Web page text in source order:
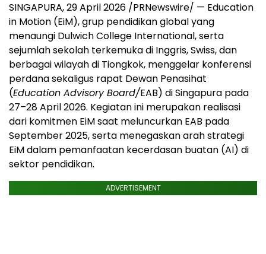
SINGAPURA, 29 April 2026 /PRNewswire/ — Education
in Motion (EiM), grup pendidikan global yang
menaungi Dulwich College International, serta
sejumlah sekolah terkemuka di Inggris, Swiss, dan
berbagai wilayah di Tiongkok, menggelar konferensi
perdana sekaligus rapat Dewan Penasihat
(Education Advisory Board/EAB) di Singapura pada
27–28 April 2026. Kegiatan ini merupakan realisasi
dari komitmen EiM saat meluncurkan EAB pada
September 2025, serta menegaskan arah strategi
EiM dalam pemanfaatan kecerdasan buatan (AI) di
sektor pendidikan.
ADVERTISEMENT